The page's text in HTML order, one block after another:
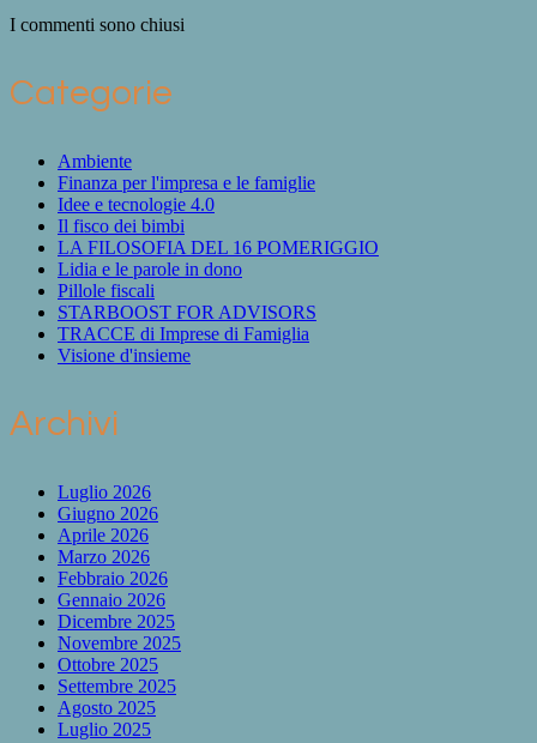
I commenti sono chiusi
Categorie
Ambiente
Finanza per l'impresa e le famiglie
Idee e tecnologie 4.0
Il fisco dei bimbi
LA FILOSOFIA DEL 16 POMERIGGIO
Lidia e le parole in dono
Pillole fiscali
STARBOOST FOR ADVISORS
TRACCE di Imprese di Famiglia
Visione d'insieme
Archivi
Luglio 2026
Giugno 2026
Aprile 2026
Marzo 2026
Febbraio 2026
Gennaio 2026
Dicembre 2025
Novembre 2025
Ottobre 2025
Settembre 2025
Agosto 2025
Luglio 2025